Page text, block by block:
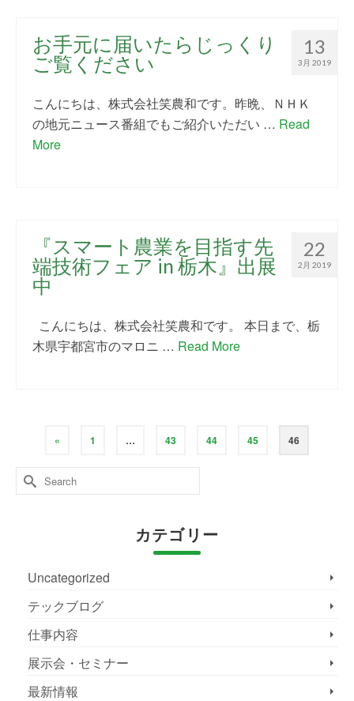
13
3月 2019
お手元に届いたらじっくり
ご覧ください
こんにちは、株式会社笑農和です。昨晩、ＮＨＫ
の地元ニュース番組でもご紹介いただい … Read
More
22
2月 2019
『スマート農業を目指す先
端技術フェア in 栃木』出展
中
こんにちは、株式会社笑農和です。 本日まで、栃
木県宇都宮市のマロニ … Read More
« 1 … 43 44 45 46
Search
for:
カテゴリー
Uncategorized
テックブログ
仕事内容
展示会・セミナー
最新情報